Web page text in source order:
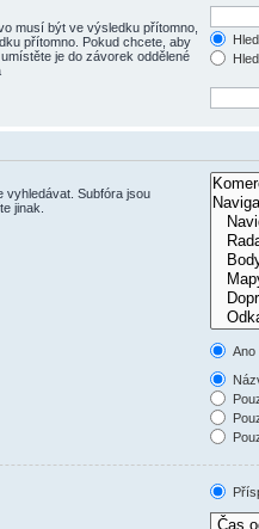
musí být ve výsledku přítomno,
přítomno. Pokud chcete, aby
je do závorek oddělené
vyhledávat. Subfóra jsou
jinak.
Ano